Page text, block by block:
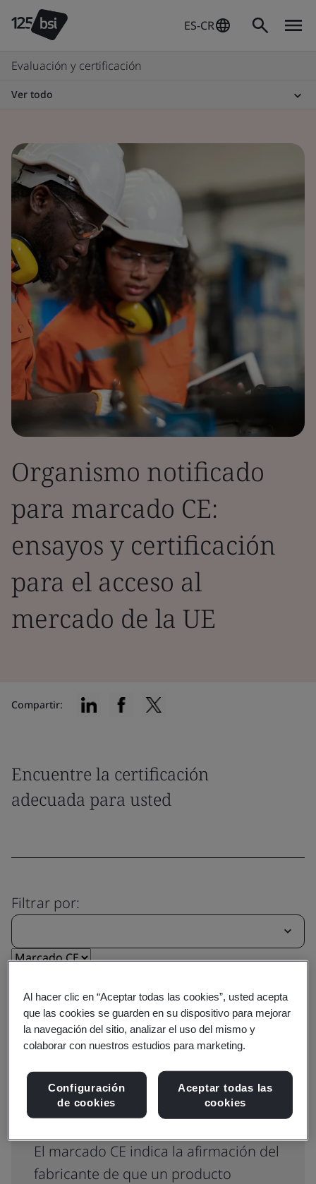
ES-CR
Evaluación y certificación
Ver todo
Organismo notificado
para marcado CE:
ensayos y certificación
para el acceso al
mercado de la UE
Compartir:
Encuentre la certificación
adecuada para usted
Filtrar por:
¿Qué es el marcado CE?
El marcado CE indica la afirmación del
fabricante de que un producto
Al hacer clic en “Aceptar todas las cookies”, usted acepta
que las cookies se guarden en su dispositivo para mejorar
la navegación del sitio, analizar el uso del mismo y
colaborar con nuestros estudios para marketing.
Configuración
de cookies
Aceptar todas las
cookies